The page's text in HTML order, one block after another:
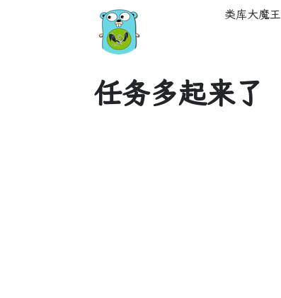
类库大魔王
任务多起来了